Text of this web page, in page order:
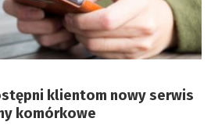
klientom nowy serwis
komórkowe